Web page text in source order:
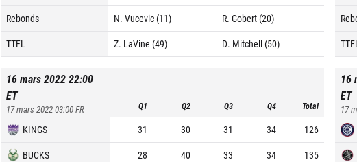
Rebonds
N. Vucevic (11)
R. Gobert (20)
TTFL
Z. LaVine (49) D. Mitchell (50)
16 mars 2022 22:00
ET
17 mars 2022 03:00FR Q1 Q2 Q3 Q4 Total
KINGS 31 30 31 34
126
BUCKS
28 40 33 34 135
16
ET
17